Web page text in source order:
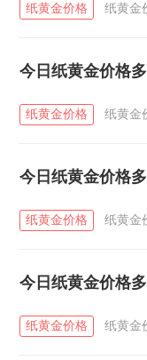
纸黄金价格 纸黄金
今日纸黄金价格
纸黄金价格 纸黄金
今日纸黄金价格
纸黄金价格 纸黄金
今日纸黄金价格
纸黄金价格 纸黄金